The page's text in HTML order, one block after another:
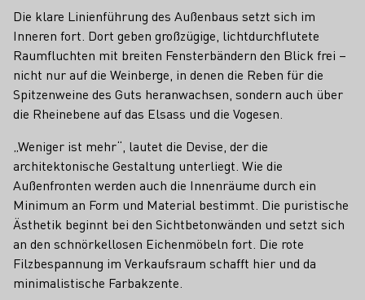
Die klare Linienführung des Außenbaus setzt sich im
Inneren fort. Dort geben großzügige, lichtdurchflutete
Raumfluchten mit breiten Fensterbändern den Blick frei –
nicht nur auf die Weinberge, in denen die Reben für die
Spitzenweine des Guts heranwachsen, sondern auch über
die Rheinebene auf das Elsass und die Vogesen.
„Weniger ist mehr“, lautet die Devise, der die
architektonische Gestaltung unterliegt. Wie die
Außenfronten werden auch die Innenräume durch ein
Minimum an Form und Material bestimmt. Die puristische
Ästhetik beginnt bei den Sichtbetonwänden und setzt sich
an den schnörkellosen Eichenmöbeln fort. Die rote
Filzbespannung im Verkaufsraum schafft hier und da
minimalistische Farbakzente.